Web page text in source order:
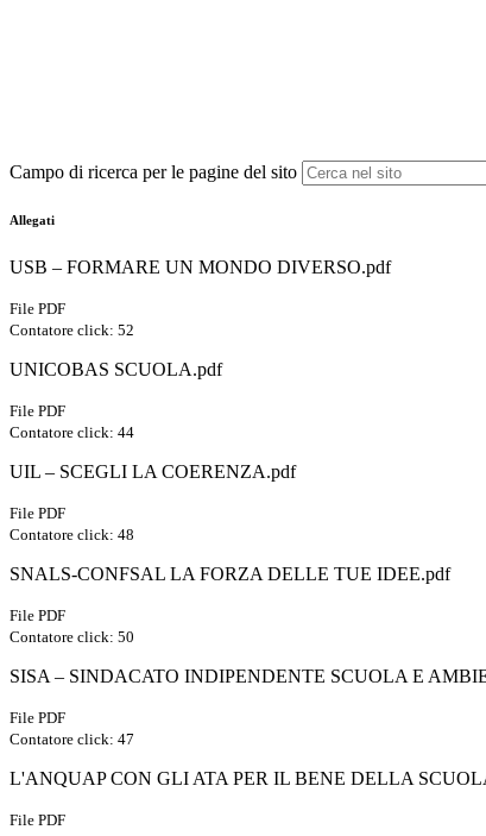
Campo di ricerca per le pagine del sito
Allegati
USB – FORMARE UN MONDO DIVERSO.pdf
File PDF
Contatore click: 52
UNICOBAS SCUOLA.pdf
File PDF
Contatore click: 44
UIL – SCEGLI LA COERENZA.pdf
File PDF
Contatore click: 48
SNALS-CONFSAL LA FORZA DELLE TUE IDEE.pdf
File PDF
Contatore click: 50
SISA – SINDACATO INDIPENDENTE SCUOLA E
File PDF
Contatore click: 47
L'ANQUAP CON GLI ATA PER IL BENE DELLA
File PDF